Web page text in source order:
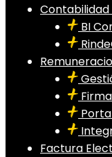
Contabilidad
BI
Factura